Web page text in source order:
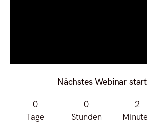
Nächstes Webinar
0
Tage
0
Stunden
2